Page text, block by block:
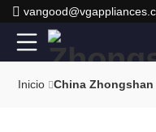
Inicio China